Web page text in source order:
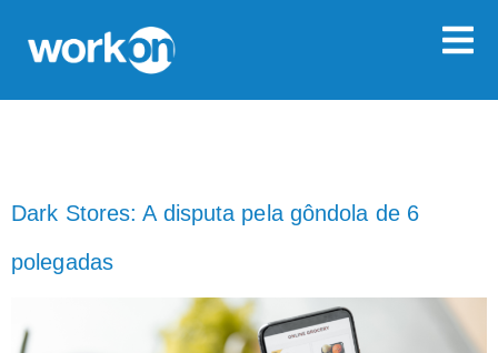
Dark Stores: A disputa pela gôndola de 6
polegadas